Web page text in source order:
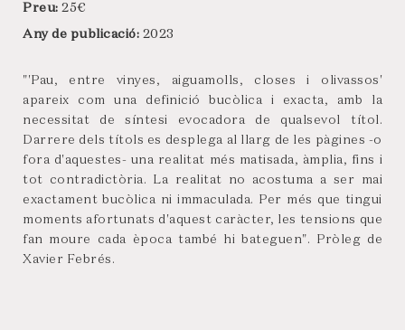
Preu: 25€
Any de publicació: 2023
"'Pau, entre vinyes, aiguamolls, closes i olivassos'
apareix com una definició bucòlica i exacta, amb la
necessitat de síntesi evocadora de qualsevol títol.
Darrere dels títols es desplega al llarg de les pàgines -o
fora d'aquestes- una realitat més matisada, àmplia, fins i
tot contradictòria. La realitat no acostuma a ser mai
exactament bucòlica ni immaculada. Per més que tingui
moments afortunats d'aquest caràcter, les tensions que
fan moure cada època també hi bateguen". Pròleg de
Xavier Febrés.